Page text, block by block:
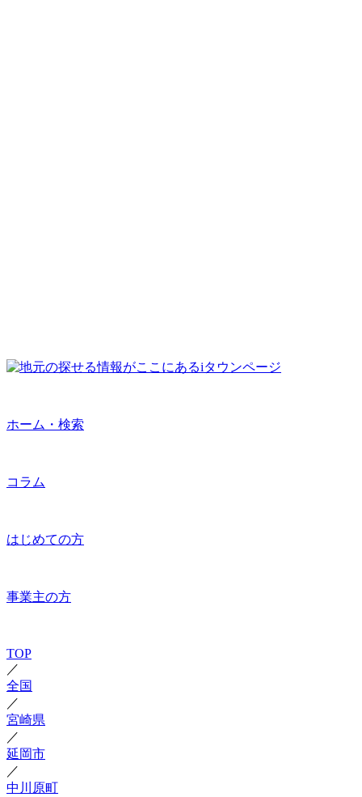
ホーム・検索
コラム
はじめての方
事業主の方
TOP
／
全国
／
宮崎県
／
延岡市
／
中川原町